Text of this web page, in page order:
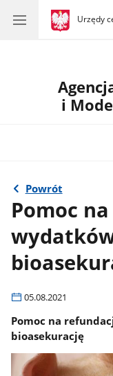
gov.pl
Urzędy
gov.pl
Urzędy
i
Powrót
Pomoc
05.08.2021
Pomoc na
bioasekurację